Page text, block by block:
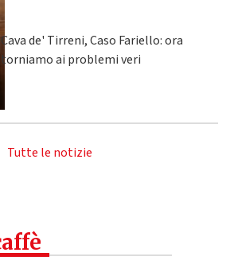
Cava de' Tirreni, Caso Fariello: ora
torniamo ai problemi veri
Tutte le notizie